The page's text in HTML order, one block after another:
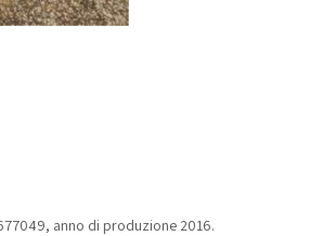
anno di produzione 2016.